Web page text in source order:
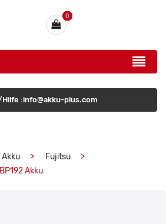
0
:info@akku-plus.com
Akku
Fujitsu
Akku